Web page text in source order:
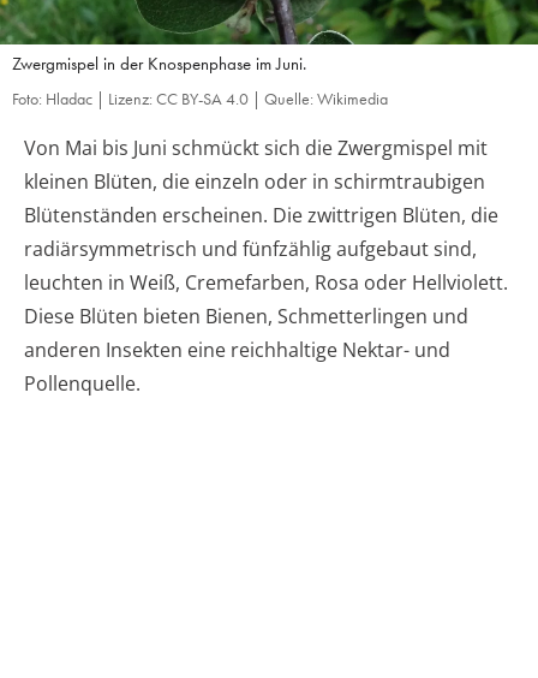
Zwergmispel in der Knospenphase im Juni.
Foto: Hladac | Lizenz: CC BY-SA 4.0 | Quelle: Wikimedia
Von Mai bis Juni schmückt sich die Zwergmispel mit
kleinen Blüten, die einzeln oder in schirmtraubigen
Blütenständen erscheinen. Die zwittrigen Blüten, die
radiärsymmetrisch und fünfzählig aufgebaut sind,
leuchten in Weiß, Cremefarben, Rosa oder Hellviolett.
Diese Blüten bieten Bienen, Schmetterlingen und
anderen Insekten eine reichhaltige Nektar- und
Pollenquelle.